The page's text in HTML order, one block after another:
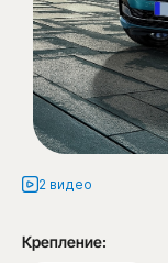
2 видео
Крепление: